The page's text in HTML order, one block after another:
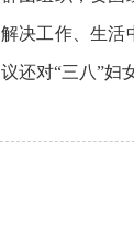
解决工作、生活
议还对“三八”妇